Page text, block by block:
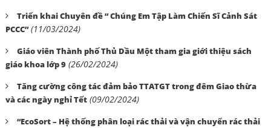
Triển khai Chuyên đề “ Chúng Em Tập Làm Chiến Sĩ Cảnh Sát
PCCC” (11/03/2024)
Giáo viên Thành phố Thủ Dầu Một tham gia giới thiệu sách
giáo khoa lớp 9 (26/02/2024)
Tăng cường công tác đảm bảo TTATGT trong đêm Giao thừa
và các ngày nghỉ Tết (09/02/2024)
“EcoSort – Hệ thống phân loại rác thải và vận chuyển rác thải